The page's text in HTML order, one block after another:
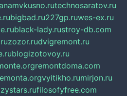
anamvkusno.rutechnosaratov.ru
bigbad.ru227gp.ruwes-ex.ru
black-lady.rustroy-db.com
zozor.rudvigremont.ru
blogizotovoy.ru
remontdoma.com
vyitikho.rumirjon.ru
filosofyfree.com